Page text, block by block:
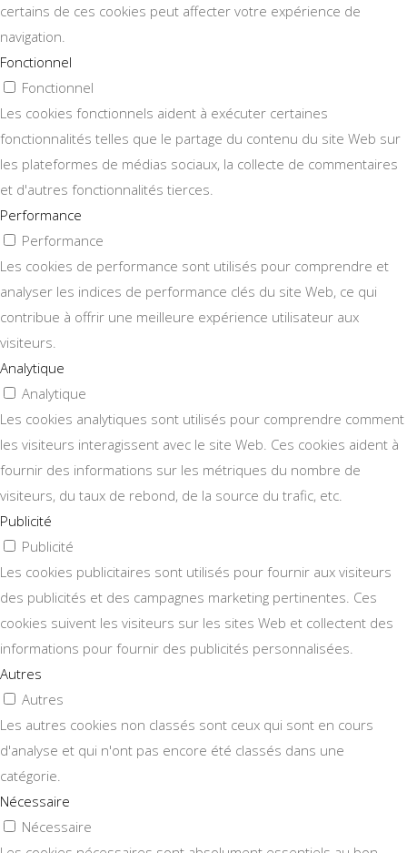
certains de ces cookies peut affecter votre expérience de
navigation.
Fonctionnel
Fonctionnel
Les cookies fonctionnels aident à exécuter certaines
fonctionnalités telles que le partage du contenu du site Web sur
les plateformes de médias sociaux, la collecte de commentaires
et d'autres fonctionnalités tierces.
Performance
Performance
Les cookies de performance sont utilisés pour comprendre et
analyser les indices de performance clés du site Web, ce qui
contribue à offrir une meilleure expérience utilisateur aux
visiteurs.
Analytique
Analytique
Les cookies analytiques sont utilisés pour comprendre comment
les visiteurs interagissent avec le site Web. Ces cookies aident à
fournir des informations sur les métriques du nombre de
visiteurs, du taux de rebond, de la source du trafic, etc.
Publicité
Publicité
Les cookies publicitaires sont utilisés pour fournir aux visiteurs
des publicités et des campagnes marketing pertinentes. Ces
cookies suivent les visiteurs sur les sites Web et collectent des
informations pour fournir des publicités personnalisées.
Autres
Autres
Les autres cookies non classés sont ceux qui sont en cours
d'analyse et qui n'ont pas encore été classés dans une
catégorie.
Nécessaire
Nécessaire